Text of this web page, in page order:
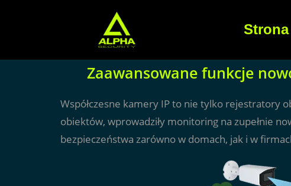
Strona
Zaawansowane funkcje
Współczesne kamery IP to nie tylko rejestratory
obiektów, wprowadziły monitoring na zupełnie
bezpieczeństwa zarówno w domach, jak i w